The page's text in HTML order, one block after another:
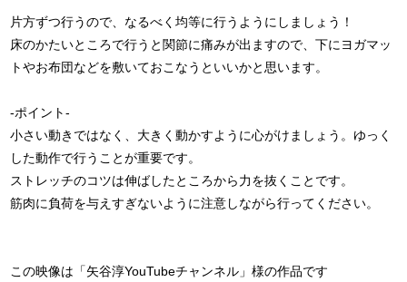
片方ずつ行うので、なるべく均等に行うようにしましょう！
床のかたいところで行うと関節に痛みが出ますので、下にヨガマッ
トやお布団などを敷いておこなうといいかと思います。
‐ポイント‐
小さい動きではなく、大きく動かすように心がけましょう。ゆっく
した動作で行うことが重要です。
ストレッチのコツは伸ばしたところから力を抜くことです。
筋肉に負荷を与えすぎないように注意しながら行ってください。
この映像は「矢谷淳YouTubeチャンネル」様の作品です